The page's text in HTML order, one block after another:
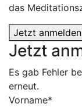
das
Jetzt
Jetzt
Es gab Fehler
erneut.
Vorname*